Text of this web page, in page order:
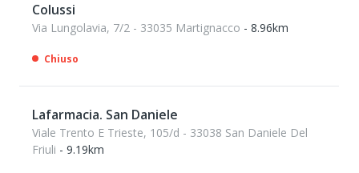
Colussi
Via Lungolavia, 7/2 - 33035 Martignacco - 8.96km
Chiuso
Lafarmacia. San Daniele
Viale Trento E Trieste, 105/d - 33038 San Daniele Del
Friuli - 9.19km